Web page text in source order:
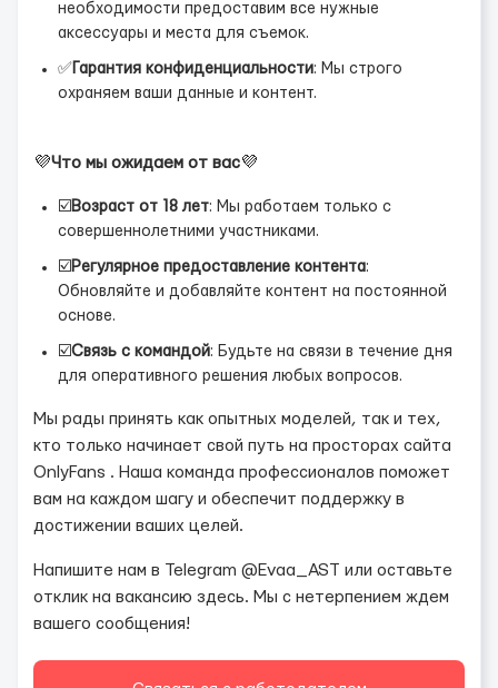
необходимости предоставим все нужные
аксессуары и места для съемок.
✅ Гарантия конфиденциальности: Мы строго
охраняем ваши данные и контент.
💜Что мы ожидаем от вас💜
☑️ Возраст от 18 лет: Мы работаем только с
совершеннолетними участниками.
☑️ Регулярное предоставление контента:
Обновляйте и добавляйте контент на постоянной
основе.
☑️Связь с командой: Будьте на связи в течение дня
для оперативного решения любых вопросов.
Мы рады принять как опытных моделей, так и тех,
кто только начинает свой путь на просторах сайта
OnlyFans . Наша команда профессионалов поможет
вам на каждом шагу и обеспечит поддержку в
достижении ваших целей.
Напишите нам в Telegram @Evaa_AST или оставьте
отклик на вакансию здесь. Мы с нетерпением ждем
вашего сообщения!